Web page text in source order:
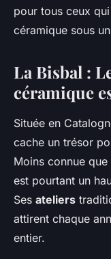
pour tous ceux
céramique sous
La Bisbal :
céramique
Située en
cache un trésor
Moins connue que
est pourtant un
Ses ateliers
attirent chaque
entier.